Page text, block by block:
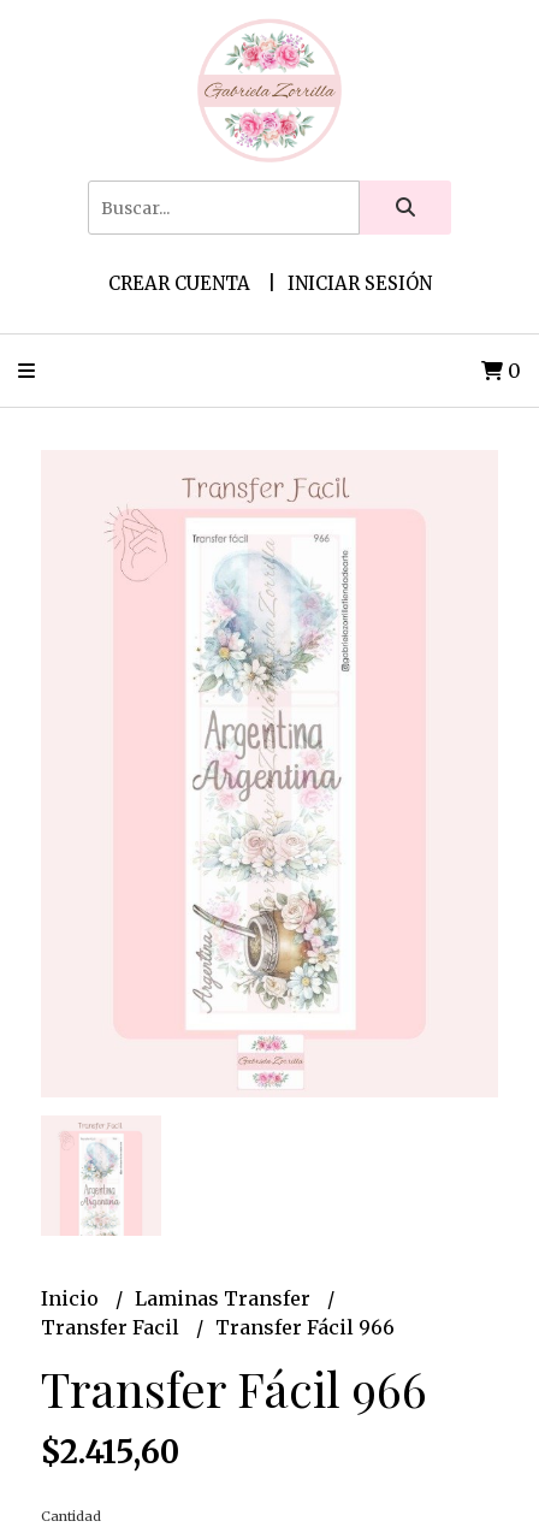
CREAR CUENTA INICIAR SESIÓN
0
Inicio
Laminas Transfer
Transfer Facil
Transfer Fácil 966
Transfer Fácil 966
$2.415,60
Cantidad